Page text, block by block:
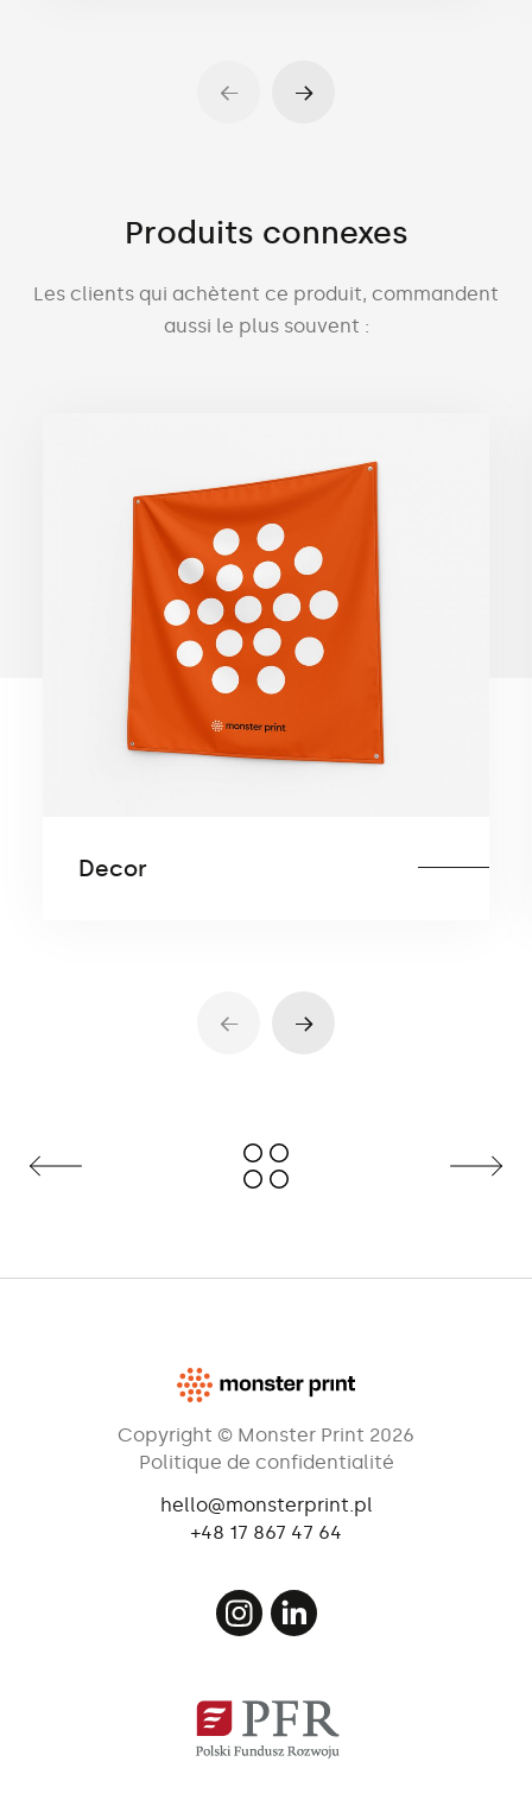
Produits connexes
Les clients qui achètent ce produit, commandent
aussi le plus souvent :
Decor
Copyright © Monster Print 2026
Politique de confidentialité
hello@monsterprint.pl
+48 17 867 47 64